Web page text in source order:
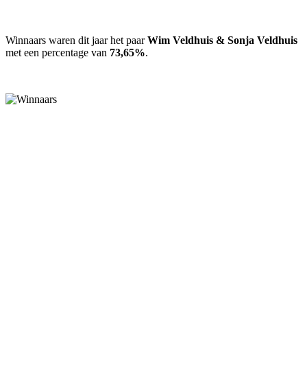
Winnaars waren dit jaar het paarWim Veldhuis & Sonja Veldhuis
met een percentage van 73,65%.